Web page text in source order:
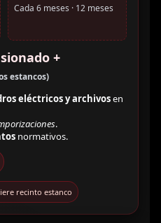
Cada 6 meses · 12 meses
+
estancos)
eléctricos y archivosen
.
normativos.
recinto estanco